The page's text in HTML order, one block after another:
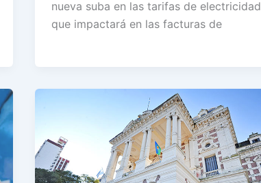
nueva suba en las tarifas de electricidad
que impactará en las facturas de